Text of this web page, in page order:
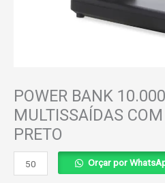
POWER BANK
MULTISSAÍDAS
PRETO
POWER
BANK
Orçar por